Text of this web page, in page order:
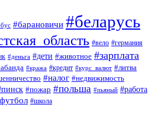
#барановичи #беларусь
#вело #германия
#деньга #дети #животное #зарплата
#кража #кредит #курс_валют #литва
#налог #недвижимость
#пожар #польша #пьяный #работа
#школа